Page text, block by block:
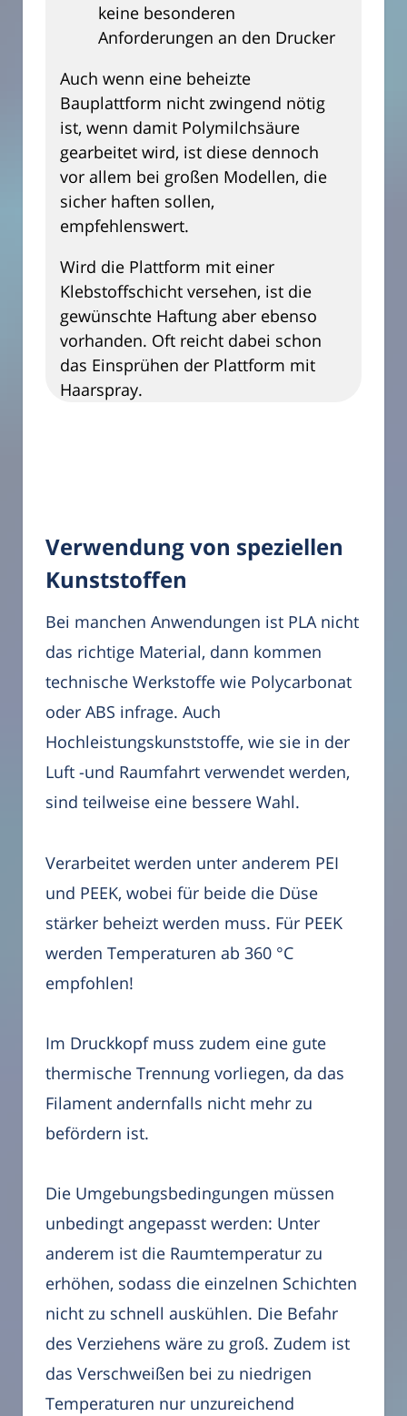
keine besonderen
Anforderungen an den Drucker
Auch wenn eine beheizte
Bauplattform nicht zwingend nötig
ist, wenn damit Polymilchsäure
gearbeitet wird, ist diese dennoch
vor allem bei großen Modellen, die
sicher haften sollen,
empfehlenswert.
Wird die Plattform mit einer
Klebstoffschicht versehen, ist die
gewünschte Haftung aber ebenso
vorhanden. Oft reicht dabei schon
das Einsprühen der Plattform mit
Haarspray.
Verwendung von speziellen
Kunststoffen
Bei manchen Anwendungen ist PLA nicht
das richtige Material, dann kommen
technische Werkstoffe wie Polycarbonat
oder ABS infrage. Auch
Hochleistungskunststoffe, wie sie in der
Luft -und Raumfahrt verwendet werden,
sind teilweise eine bessere Wahl.
Verarbeitet werden unter anderem PEI
und PEEK, wobei für beide die Düse
stärker beheizt werden muss. Für PEEK
werden Temperaturen ab 360 °C
empfohlen!
Im Druckkopf muss zudem eine gute
thermische Trennung vorliegen, da das
Filament andernfalls nicht mehr zu
befördern ist.
Die Umgebungsbedingungen müssen
unbedingt angepasst werden: Unter
anderem ist die Raumtemperatur zu
erhöhen, sodass die einzelnen Schichten
nicht zu schnell auskühlen. Die Befahr
des Verziehens wäre zu groß. Zudem ist
das Verschweißen bei zu niedrigen
Temperaturen nur unzureichend